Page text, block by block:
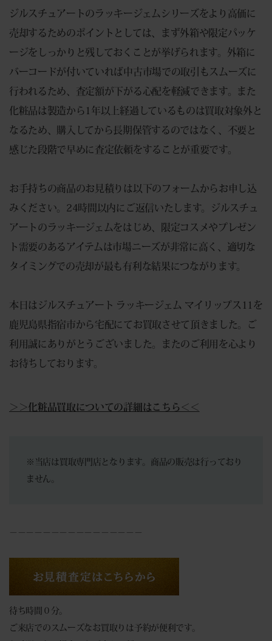
ジルスチュアートのラッキージェムシリーズをより高価に
売却するためのポイントとしては、まず外箱や限定パッケ
ージをしっかりと残しておくことが挙げられます。外箱に
バーコードが付いていれば中古市場での取引もスムーズに
行われるため、査定額が下がる心配を軽減できます。また
化粧品は製造から1年以上経過しているものは買取対象外と
なるため、購入してから長期保管するのではなく、不要と
感じた段階で早めに査定依頼をすることが重要です。
お手持ちの商品のお見積りは以下のフォームからお申し込
みください。24時間以内にご返信いたします。ジルスチュ
アートのラッキージェムをはじめ、限定コスメやプレゼン
ト需要のあるアイテムは市場ニーズが非常に高く、適切な
タイミングでの売却が最も有利な結果につながります。
本日はジルスチュアート ラッキージェム マイリップス11を
鹿児島県指宿市から宅配にてお買取させて頂きました。ご
利用誠にありがとうございました。またのご利用を心より
お待ちしております。
＞＞化粧品買取についての詳細はこちら＜＜
※当店は買取専門店となります。商品の販売は行っており
ません。
－－－－－－－－－－－－－－－－
待ち時間０分。
ご来店でのスムーズなお買取りは予約が便利です。